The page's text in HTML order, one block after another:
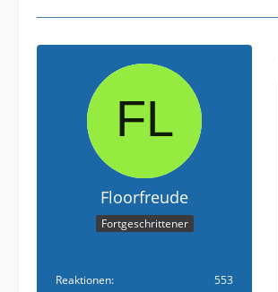
Floorfreude
Fortgeschrittener
Reaktionen
553